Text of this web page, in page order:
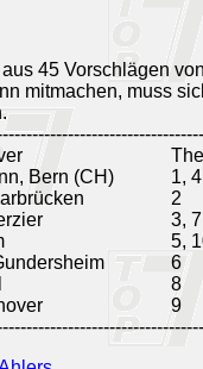
45 Vorschlägen
mitmachen, muss
Bern (CH)
1,
2
3, 7
5,
6
8
9